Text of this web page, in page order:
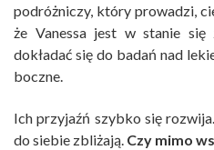
podróżniczy, który prowadzi,
że Vanessa jest w stanie
dokładać się do badań nad
boczne.
Ich przyjaźń szybko się
do siebie zbliżają. Czy mimo